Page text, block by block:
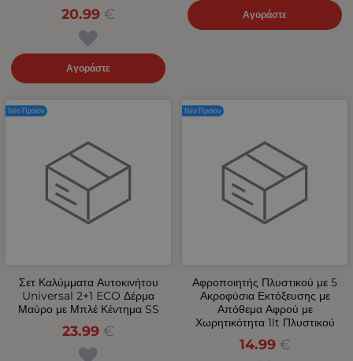
20.99 €
Αγοράστε
Αγοράστε
Σετ Καλύμματα Αυτοκινήτου
Universal 2+1 ECO Δέρμα
Μαύρο με Μπλέ Κέντημα SS
23.99 €
Νέο Προϊόν
Αφροποιητής Πλυστικού με 5
Ακροφύσια Εκτόξευσης με
Απόθεμα Αφρού με
Χωρητικότητα 1lt Πλυστικού
14.99 €
Νέο Προϊόν